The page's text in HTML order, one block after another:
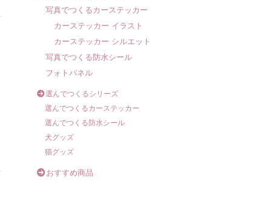
写真でつくるカーステッカー
カーステッカー イラスト
カーステッカー シルエット
写真でつくる防水シール
フォトパネル
選んでつくるシリーズ
選んでつくるカーステッカー
選んでつくる防水シール
犬グッズ
猫グッズ
おすすめ商品